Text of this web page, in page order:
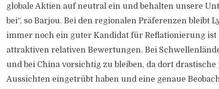
globale Aktien auf neutral ein und behalten unsere
bei“, so Barjou. Bei den regionalen Präferenzen bleibt
immer noch ein guter Kandidat für Reflationierung
attraktiven relativen Bewertungen. Bei
und bei China vorsichtig zu bleiben, da dort
Aussichten eingetrübt haben und eine genaue